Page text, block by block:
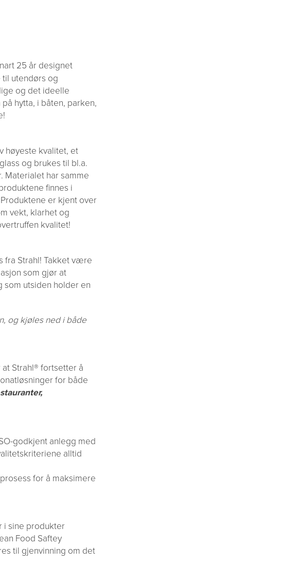
25 år designet
utendørs og
og det ideelle
hytta, i båten, parken,
høyeste kvalitet, et
og brukes til bl.a.
Materialet har samme
finnes i
er kjent over
vekt, klarhet og
kvalitet!
fra Strahl! Takket være
som gjør at
som utsiden holder en
og kjøles ned i både
Strahl® fortsetter å
for både
godkjent anlegg med
alltid
for å maksimere
i sine produkter
Food Saftey
til gjenvinning om det